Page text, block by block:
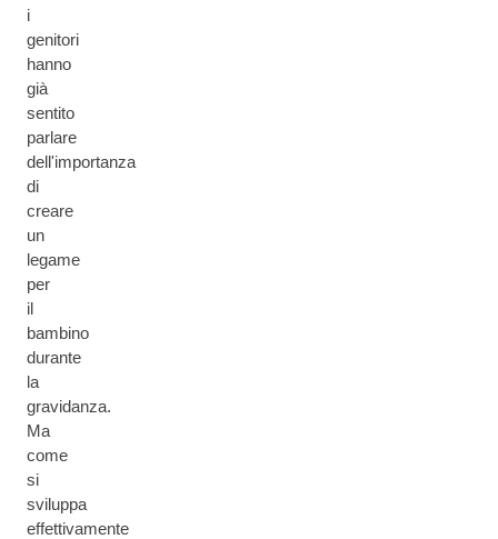
i
genitori
hanno
già
sentito
parlare
dell'importanza
di
creare
un
legame
per
il
bambino
durante
la
gravidanza.
Ma
come
si
sviluppa
effettivamente